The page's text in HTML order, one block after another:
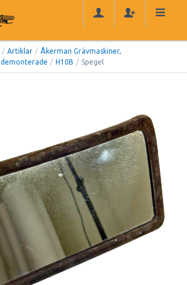
/ Artiklar / Åkerman Grävmaskiner,
demonterade / H10B / Spegel